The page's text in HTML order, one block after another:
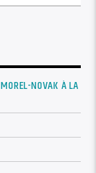
NOVAK À LA